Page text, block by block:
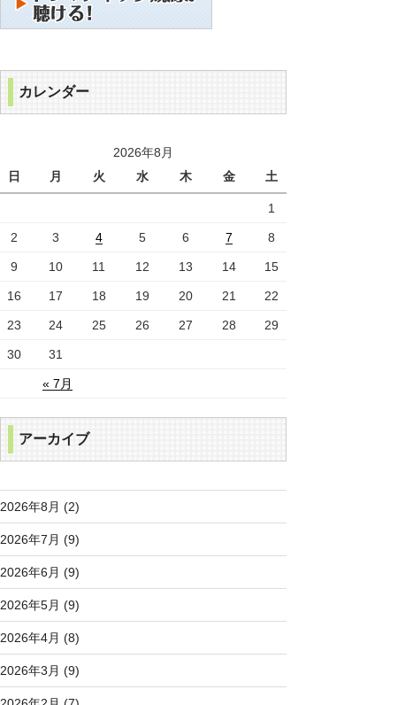
カレンダー
2026年8月
日
月 火 水 木 金 土
« 7月
1
2 3 4 5 6 7 8
9 10 11 12 13 14 15
16 17 18 19 20 21 22
23 24 25 26 27 28 29
30 31
アーカイブ
2026年8月 (2)
2026年7月 (9)
2026年6月 (9)
2026年5月 (9)
2026年4月 (8)
2026年3月 (9)